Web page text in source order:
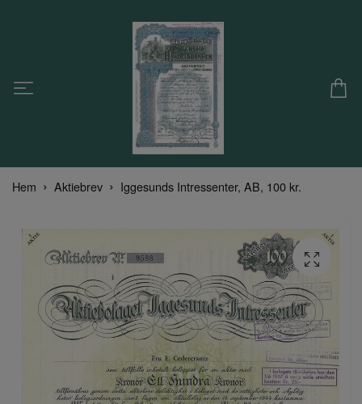
Hem Aktiebrev Iggesunds Intressenter, AB, 100 kr.